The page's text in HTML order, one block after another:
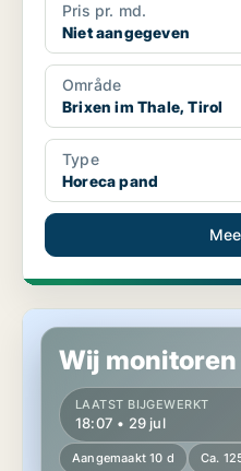
Pris pr. md.
Niet aangegeven
Område
Brixen im Thale, Tirol
Type
Horeca pand
Horeca pand in Lienz, Tirol
Wij
LAATST BIJGEWERKT
18:07 • 29 jul
Aangemaakt 10 d Ca.